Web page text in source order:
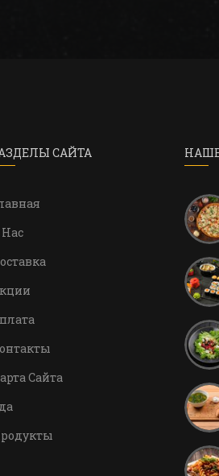
САЙТА
Сайта